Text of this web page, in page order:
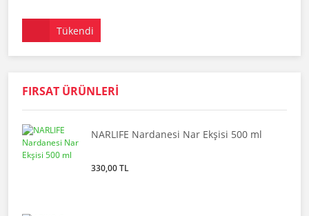
Tükendi
FIRSAT ÜRÜNLERİ
NARLIFE Nardanesi Nar Ekşisi 500 ml
330,00 TL